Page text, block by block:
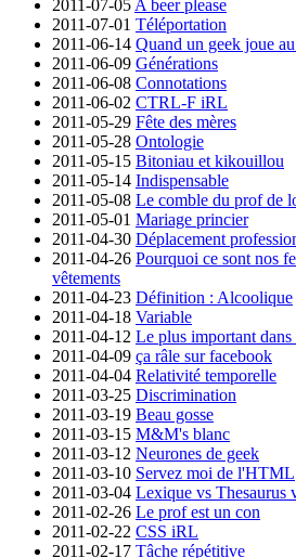
2011-07-05 A beer please
2011-07-01 Téléportation
2011-06-14 Quand un geek joue
2011-06-09 Générations
2011-06-08 Connotations
2011-06-02 CTRL-F iRL
2011-05-29 Fête des mères
2011-05-28 Ontologie
2011-05-15 Bitoniau et kikouillou
2011-05-14 Indispensable
2011-05-08 Le comble du prof de
2011-05-01 Mariage princier
2011-04-30 Déplacement
2011-04-26 Pourquoi ce sont nos
vêtements
2011-04-23 Définition : Alcoolique
2011-04-18 Variable
2011-04-12 Le plus important dans
2011-04-09 ça râle sur facebook
2011-04-04 Relativité temporelle
2011-03-25 Discrimination
2011-03-19 Beau gosse
2011-03-15 M&M's blanc
2011-03-12 Neurones de geek
2011-03-10 Servez moi de l'HTML
2011-03-04 Lexique vs Thesaurus
2011-02-26 Le prof est un con
2011-02-22 CSS iRL
2011-02-17 Tâche répétitive